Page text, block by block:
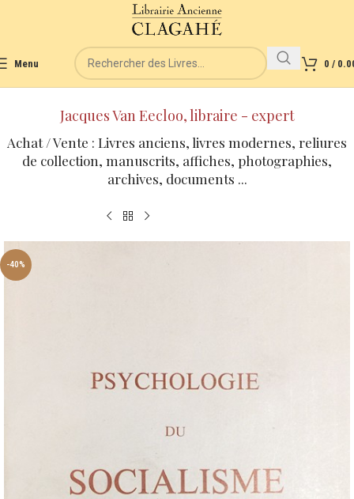
Menu 0 /
Jacques Van Eecloo, libraire - expert
Achat / Vente : Livres anciens, livres modernes, reliures
de collection, manuscrits, affiches, photographies,
archives, documents ...
-40%